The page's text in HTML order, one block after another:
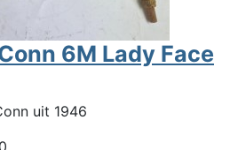
6M Lady Face
uit 1946